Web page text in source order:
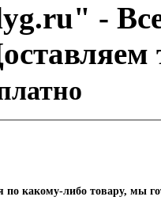
-
по какому-либо товару, мы